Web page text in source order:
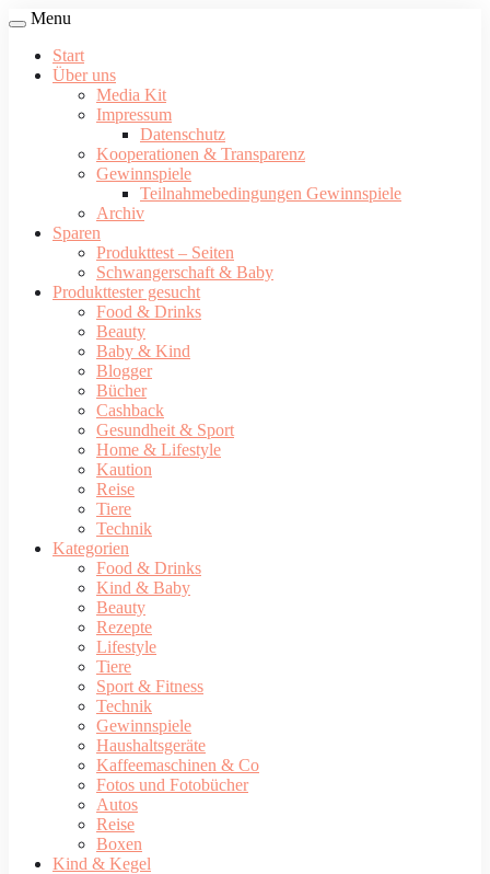
Menu
Start
Über uns
Media Kit
Impressum
Datenschutz
Kooperationen & Transparenz
Gewinnspiele
Teilnahmebedingungen Gewinnspiele
Archiv
Sparen
Produkttest – Seiten
Schwangerschaft & Baby
Produkttester gesucht
Food & Drinks
Beauty
Baby & Kind
Blogger
Bücher
Cashback
Gesundheit & Sport
Home & Lifestyle
Kaution
Reise
Tiere
Technik
Kategorien
Food & Drinks
Kind & Baby
Beauty
Rezepte
Lifestyle
Tiere
Sport & Fitness
Technik
Gewinnspiele
Haushaltsgeräte
Kaffeemaschinen & Co
Fotos und Fotobücher
Autos
Reise
Boxen
Kind & Kegel